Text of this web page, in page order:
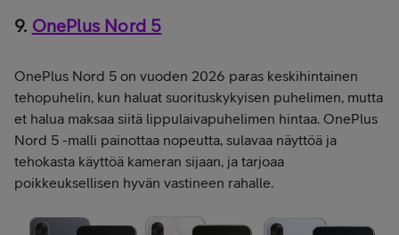
9. OnePlus Nord 5
OnePlus Nord 5 on vuoden 2026 paras keskihintainen
tehopuhelin, kun haluat suorituskykyisen puhelimen, mutta
et halua maksaa siitä lippulaivapuhelimen hintaa. OnePlus
Nord 5 -malli painottaa nopeutta, sulavaa näyttöä ja
tehokasta käyttöä kameran sijaan, ja tarjoaa
poikkeuksellisen hyvän vastineen rahalle.